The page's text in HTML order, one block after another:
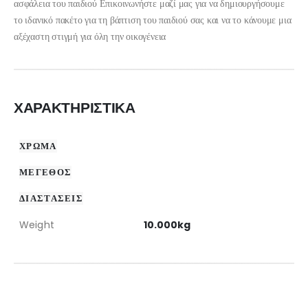
ασφάλεια του παιδιού Επικοινωνήστε μαζί μας για να δημιουργήσουμε
το ιδανικό πακέτο για τη βάπτιση του παιδιού σας και να το κάνουμε μια
αξέχαστη στιγμή για όλη την οικογένεια
ΧΑΡΑΚΤΗΡΙΣΤΙΚΑ
ΧΡΩΜΑ
ΜΕΓΕΘΟΣ
ΔΙΑΣΤΑΣΕΙΣ
Weight 10.000kg